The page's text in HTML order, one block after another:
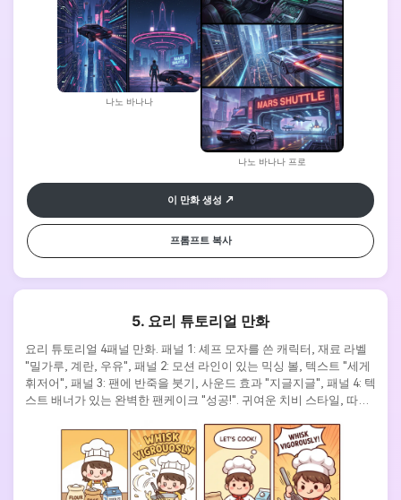
나노 바나나
나노 바나나 프로
이 만화 생성
프롬프트 복사
5. 요리 튜토리얼 만화
요리 튜토리얼 4패널 만화. 패널 1: 셰프 모자를 쓴 캐릭터, 재료 라벨
"밀가루, 계란, 우유", 패널 2: 모션 라인이 있는 믹싱 볼, 텍스트 "세게
휘저어", 패널 3: 팬에 반죽을 붓기, 사운드 효과 "지글지글", 패널 4: 텍
스트 배너가 있는 완벽한 팬케이크 "성공!". 귀여운 치비 스타일, 따뜻